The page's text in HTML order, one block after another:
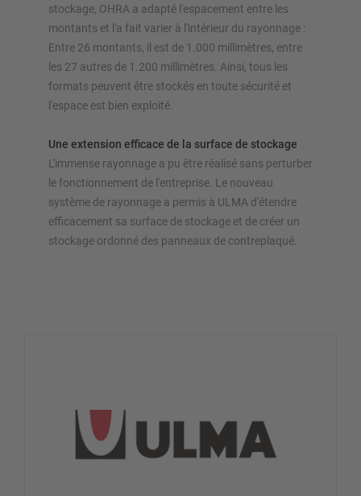
stockage, OHRA a adapté l'espacement entre les
montants et l'a fait varier à l'intérieur du rayonnage :
Entre 26 montants, il est de 1.000 millimètres, entre
les 27 autres de 1.200 millimètres. Ainsi, tous les
formats peuvent être stockés en toute sécurité et
l'espace est bien exploité.
Une extension efficace de la surface de stockage
L'immense rayonnage a pu être réalisé sans perturber
le fonctionnement de l'entreprise. Le nouveau
système de rayonnage a permis à ULMA d'étendre
efficacement sa surface de stockage et de créer un
stockage ordonné des panneaux de contreplaqué.